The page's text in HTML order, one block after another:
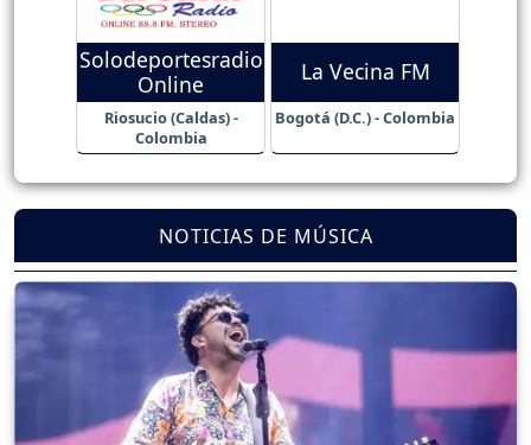
Solodeportesradio
Online
Riosucio (Caldas) -
Colombia
La Vecina FM
Bogotá (D.C.) - Colombia
NOTICIAS DE MÚSICA